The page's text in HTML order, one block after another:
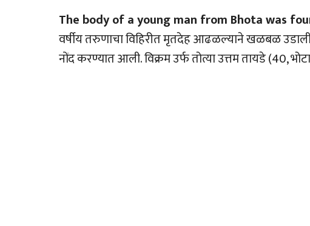
The body of a young man from Bhota was
वर्षीय तरुणाचा विहिरीत मृतदेह आढळल्याने खळबळ
नोंद करण्यात आली. विक्रम उर्फ तोत्या उत्तम तायडे (40,